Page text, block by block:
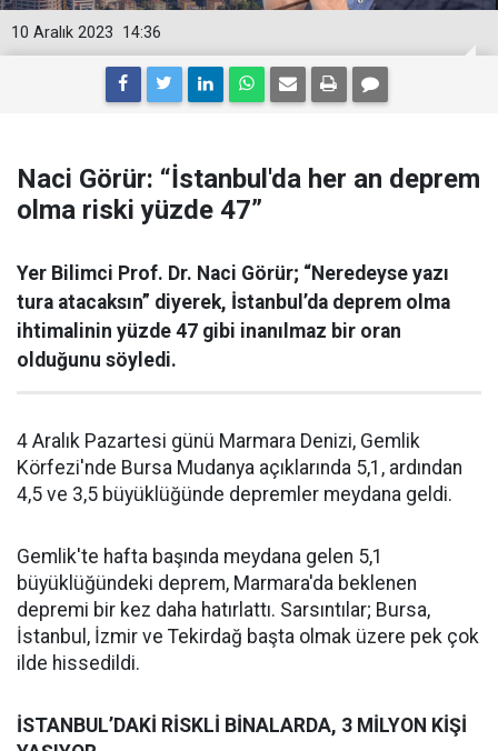
14:36
10 Aralık 2023
Naci Görür: “İstanbul'da her an deprem
olma riski yüzde 47”
Yer Bilimci Prof. Dr. Naci Görür; “Neredeyse yazı
tura atacaksın” diyerek, İstanbul’da deprem olma
ihtimalinin yüzde 47 gibi inanılmaz bir oran
olduğunu söyledi.
4 Aralık Pazartesi günü Marmara Denizi, Gemlik
Körfezi'nde Bursa Mudanya açıklarında 5,1, ardından
4,5 ve 3,5 büyüklüğünde depremler meydana geldi.
Gemlik'te hafta başında meydana gelen 5,1
büyüklüğündeki deprem, Marmara'da beklenen
depremi bir kez daha hatırlattı. Sarsıntılar; Bursa,
İstanbul, İzmir ve Tekirdağ başta olmak üzere pek çok
ilde hissedildi.
İSTANBUL’DAKİ RİSKLİ BİNALARDA, 3 MİLYON KİŞİ